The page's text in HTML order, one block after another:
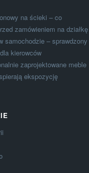
na ścieki – co
zamówieniem na działkę
samochodzie – sprawdzony
kierowców
zaprojektowane meble
ekspozycję